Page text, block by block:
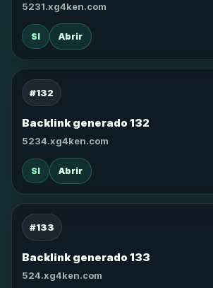
5231.xg4ken.com
SI Abrir
#132
Backlink generado 132
5234.xg4ken.com
SI Abrir
#133
Backlink generado 133
524.xg4ken.com